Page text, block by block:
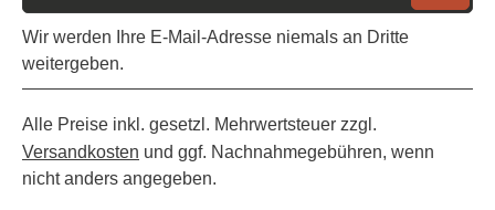
Wir werden Ihre E-Mail-Adresse niemals an Dritte
weitergeben.
Alle Preise inkl. gesetzl. Mehrwertsteuer zzgl.
Versandkosten und ggf. Nachnahmegebühren, wenn
nicht anders angegeben.